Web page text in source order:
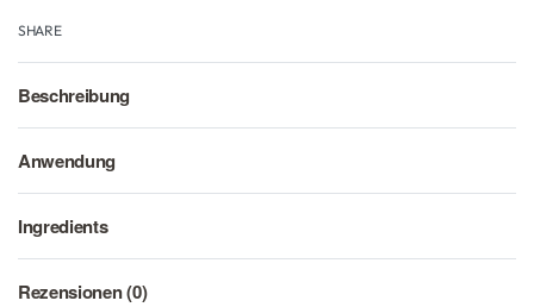
SHARE
Beschreibung
Anwendung
Ingredients
Rezensionen (0)